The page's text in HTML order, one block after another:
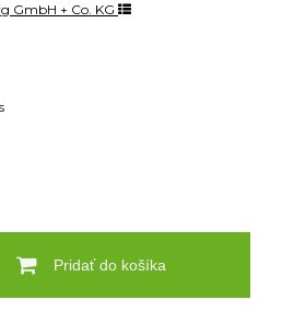
GmbH + Co. KG
Pridať do košíka